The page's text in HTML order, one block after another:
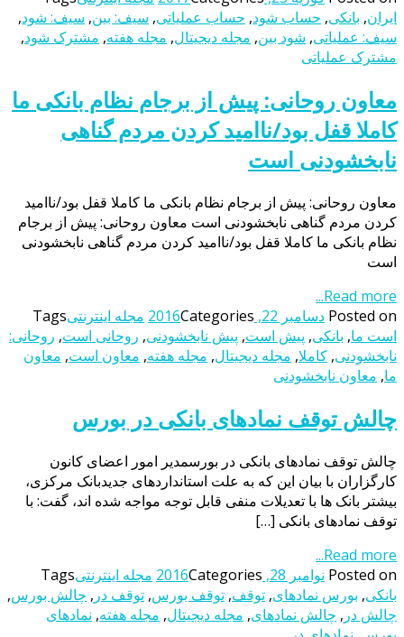
ایران, بانکی, حساب شود, حساب عملیاتی, سیف: بین, سیف: شود,
سیف: عملیاتی, شود بین, مجله دیجیتال, مجله هفته, مشترک شود,
مشترک عملیاتی
معاون روحانی: پیش از برجام نظام بانکی ما
کاملا قفل بود/ناامید کردن مردم گناهی
نابخشودنی است
معاون روحانی: پیش از برجام نظام بانکی ما کاملا قفل بود/ناامید
کردن مردم گناهی نابخشودنی است معاون روحانی: پیش از برجام
نظام بانکی ما کاملا قفل بود/ناامید کردن مردم گناهی نابخشودنی
است
Read more...
Posted on دسامبر 22, 2016 Categories مجله اینترنتیTags
است ما, بانکی, پیش است, پیش نابخشودنی, روحانی است, روحانی:
نابخشودنی, کاملا, مجله دیجیتال, مجله هفته, معاون است, معاون
ما, معاون نابخشودنی
چالش توقف نمادهای بانکی در بورس
چالش توقف نمادهای بانکی در بورسمدیر امور اعضای کانون
کارگزاران با بیان این که به علت استانداردهای جدیدبانک مرکزی،
بیشتر بانک ها با تعدیلات منفی قابل توجه مواجه شده اند، گفت: با
توقف نمادهای بانکی […]
Read more...
Posted on نوامبر 28, 2016 Categories مجله اینترنتیTags
بانکی, بورس نمادهای, توقف, توقف بورس, توقف در , چالش بورس,
چالش در , چالش نمادهای, مجله دیجیتال, مجله هفته, نمادهای